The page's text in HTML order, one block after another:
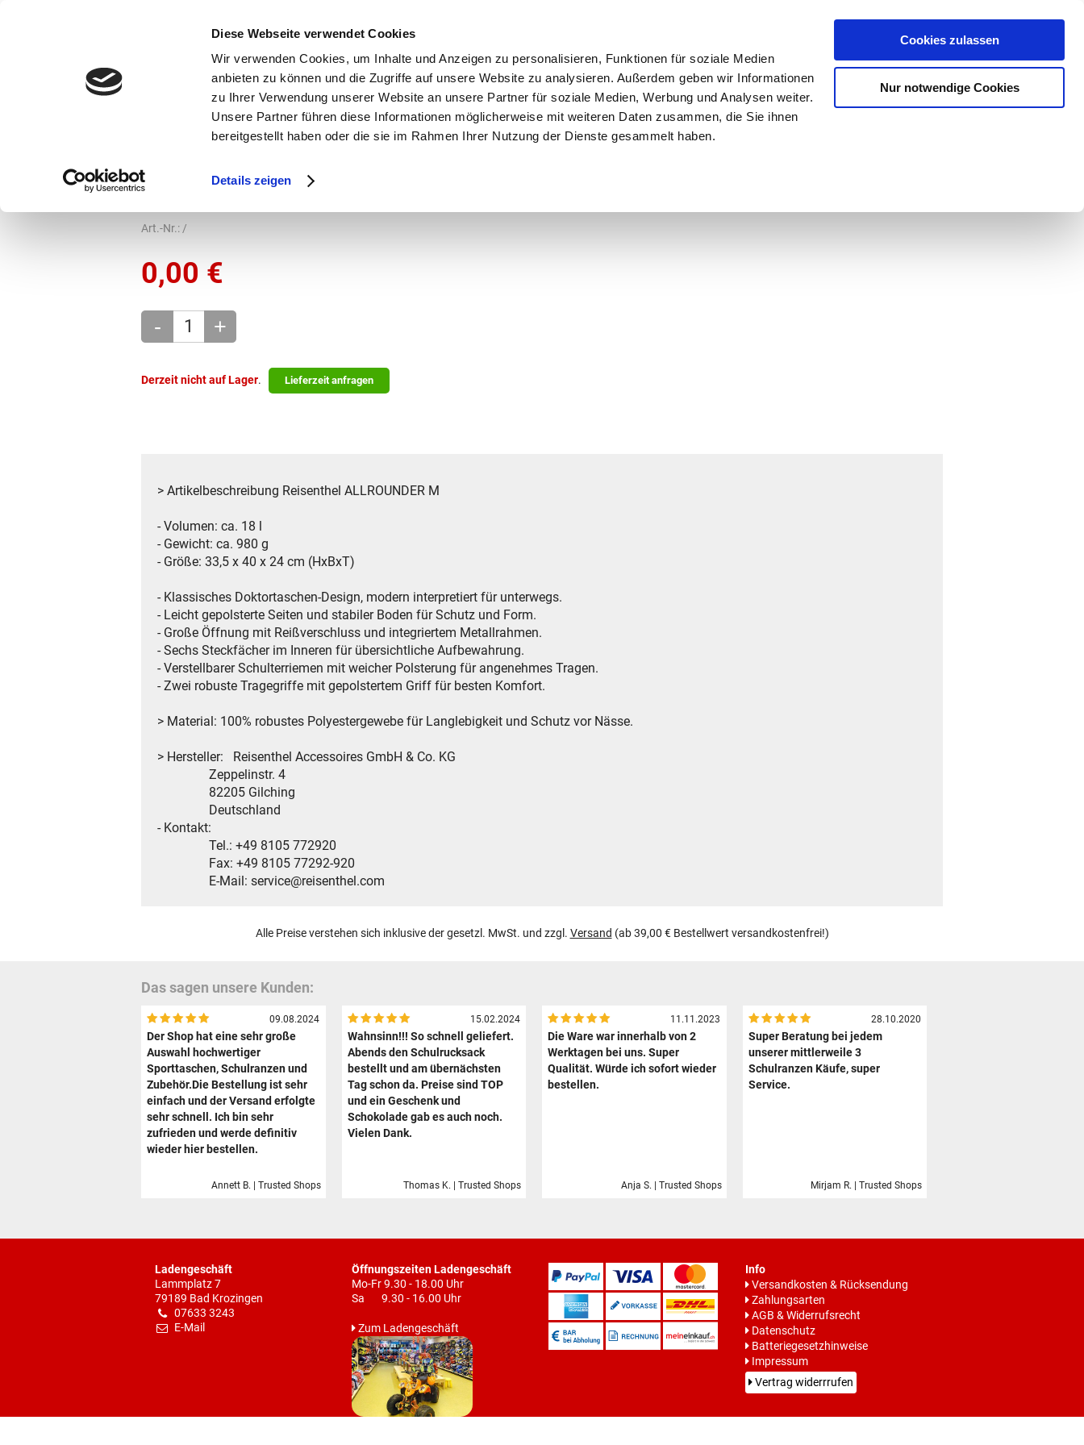
Diese Webseite verwendet Cookies
Wir verwenden Cookies, um Inhalte und Anzeigen zu personalisieren, Funktionen für soziale Medien
anbieten zu können und die Zugriffe auf unsere Website zu analysieren. Außerdem geben wir Informationen
zu Ihrer Verwendung unserer Website an unsere Partner für soziale Medien, Werbung und Analysen weiter.
Unsere Partner führen diese Informationen möglicherweise mit weiteren Daten zusammen, die Sie ihnen
bereitgestellt haben oder die sie im Rahmen Ihrer Nutzung der Dienste gesammelt haben.
Details zeigen
Cookies zulassen
Nur notwendige Cookies
bestellen und ausdrucken
3 x täglich an Werktagen!
0,00 €
Art.-Nr.:/
0,00 €
- +
Derzeit nicht auf Lager. Lieferzeit anfragen
> Artikelbeschreibung Reisenthel ALLROUNDER M
- Volumen: ca. 18 l
- Gewicht: ca. 980 g
- Größe: 33,5 x 40 x 24 cm (HxBxT)
- Klassisches Doktortaschen-Design, modern interpretiert für unterwegs.
- Leicht gepolsterte Seiten und stabiler Boden für Schutz und Form.
- Große Öffnung mit Reißverschluss und integriertem Metallrahmen.
- Sechs Steckfächer im Inneren für übersichtliche Aufbewahrung.
- Verstellbarer Schulterriemen mit weicher Polsterung für angenehmes Tragen.
- Zwei robuste Tragegriffe mit gepolstertem Griff für besten Komfort.
> Material: 100% robustes Polyestergewebe für Langlebigkeit und Schutz vor Nässe.
> Hersteller: Reisenthel Accessoires GmbH & Co. KG
Zeppelinstr. 4
82205 Gilching
Deutschland
- Kontakt:
Tel.: +49 8105 772920
Fax: +49 8105 77292-920
E-Mail: service@reisenthel.com
Alle Preise verstehen sich inklusive der gesetzl. MwSt. und zzgl. Versand (ab 39,00 € Bestellwert versandkostenfrei!)
Das sagen unsere Kunden:
09.08.2024
Der Shop hat eine sehr große
Auswahl hochwertiger
Sporttaschen, Schulranzen und
Zubehör.Die Bestellung ist sehr
einfach und der Versand erfolgte
sehr schnell. Ich bin sehr
zufrieden und werde definitiv
wieder hier bestellen.
Annett B. | Trusted Shops
15.02.2024
Wahnsinn!!! So schnell geliefert.
Abends den Schulrucksack
bestellt und am übernächsten
Tag schon da. Preise sind TOP
und ein Geschenk und
Schokolade gab es auch noch.
Vielen Dank.
Thomas K. | Trusted Shops
11.11.2023
Die Ware war innerhalb von 2
Werktagen bei uns. Super
Qualität. Würde ich sofort wieder
bestellen.
Anja S. | Trusted Shops
28.10.2020
Super Beratung bei jedem
unserer mittlerweile 3
Schulranzen Käufe, super
Service.
Mirjam R. | Trusted Shops
Ladengeschäft
Lammplatz 7
79189 Bad Krozingen
07633 3243
E-Mail
Öffnungszeiten Ladengeschäft
Mo-Fr 9.30 - 18.00 Uhr
Sa 9.30 - 16.00 Uhr
Zum Ladengeschäft
Info
Versandkosten & Rücksendung
Zahlungsarten
AGB & Widerrufsrecht
Datenschutz
Batteriegesetzhinweise
Impressum
Vertrag widerrrufen